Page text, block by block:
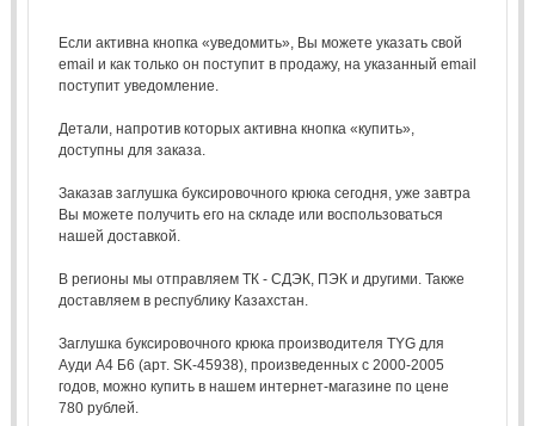
Если активна кнопка «уведомить», Вы можете указать свой
email и как только он поступит в продажу, на указанный email
поступит уведомление.
Детали, напротив которых активна кнопка «купить»,
доступны для заказа.
Заказав заглушка буксировочного крюка сегодня, уже завтра
Вы можете получить его на складе или воспользоваться
нашей доставкой.
В регионы мы отправляем ТК - СДЭК, ПЭК и другими. Также
доставляем в республику Казахстан.
Заглушка буксировочного крюка производителя TYG для
Ауди А4 Б6 (арт. SK-45938), произведенных с 2000-2005
годов, можно купить в нашем интернет-магазине по цене
780 рублей.